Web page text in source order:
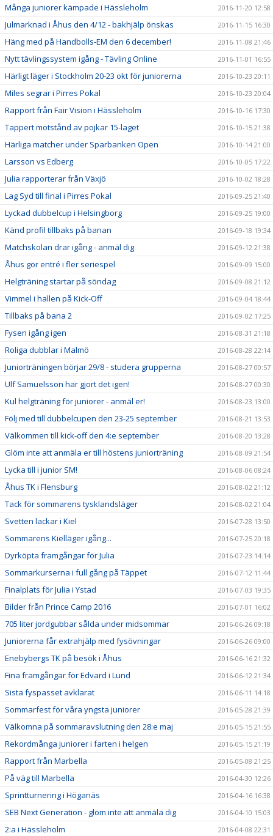
Många juniorer kämpade i Hässleholm 2016-11-20 12:58
Julmarknad i Åhus den 4/12 - bakhjälp önskas 2016-11-15 16:30
Häng med på Handbolls-EM den 6 december! 2016-11-08 21:46
Nytt tävlingssystem igång - Tävling Online 2016-11-01 16:55
Härligt läger i Stockholm 20-23 okt för juniorerna 2016-10-23 20:11
Miles segrar i Pirres Pokal 2016-10-23 20:04
Rapport från Fair Vision i Hässleholm 2016-10-16 17:30
Tappert motstånd av pojkar 15-laget 2016-10-15 21:38
Härliga matcher under Sparbanken Open 2016-10-14 21:00
Larsson vs Edberg 2016-10-05 17:22
Julia rapporterar från Växjö 2016-10-02 18:28
Lag Syd till final i Pirres Pokal 2016-09-25 21:40
Lyckad dubbelcup i Helsingborg 2016-09-25 19:00
Känd profil tillbaks på banan 2016-09-18 19:34
Matchskolan drar igång - anmäl dig 2016-09-12 21:38
Åhus gör entré i fler seriespel 2016-09-09 15:00
Helgträning startar på söndag 2016-09-08 21:12
Vimmel i hallen på Kick-Off 2016-09-04 18:44
Tillbaks på bana 2 2016-09-02 17:25
Fysen igång igen 2016-08-31 21:18
Roliga dubblar i Malmö 2016-08-28 22:14
Juniorträningen börjar 29/8 - studera grupperna 2016-08-27 00:57
Ulf Samuelsson har gjort det igen! 2016-08-27 00:30
Kul helgträning för juniorer - anmäl er! 2016-08-23 13:00
Följ med till dubbelcupen den 23-25 september 2016-08-21 13:53
Välkommen till kick-off den 4:e september 2016-08-20 13:28
Glöm inte att anmäla er till höstens juniorträning 2016-08-09 21:54
Lycka till i junior SM! 2016-08-06 08:24
Åhus TK i Flensburg 2016-08-02 21:12
Tack för sommarens tysklandsläger 2016-08-02 21:04
Svetten lackar i Kiel 2016-07-28 13:50
Sommarens Kielläger igång... 2016-07-25 20:18
Dyrköpta framgångar för Julia 2016-07-23 14:14
Sommarkurserna i full gång på Täppet 2016-07-12 11:44
Finalplats för Julia i Ystad 2016-07-03 19:35
Bilder från Prince Camp 2016 2016-07-01 16:02
705 liter jordgubbar sålda under midsommar 2016-06-26 09:18
Juniorerna får extrahjälp med fysövningar 2016-06-26 09:00
Enebybergs TK på besök i Åhus 2016-06-16 21:32
Fina framgångar för Edvard i Lund 2016-06-12 21:34
Sista fyspasset avklarat 2016-06-11 14:18
Sommarfest för våra yngsta juniorer 2016-05-28 21:39
Välkomna på sommaravslutning den 28:e maj 2016-05-15 21:55
Rekordmånga juniorer i farten i helgen 2016-05-15 21:19
Rapport från Marbella 2016-05-08 21:25
På väg till Marbella 2016-04-30 12:26
Sprintturnering i Höganäs 2016-04-16 16:38
SEB Next Generation - glöm inte att anmäla dig 2016-04-10 15:03
2:a i Hässleholm 2016-04-08 22:31